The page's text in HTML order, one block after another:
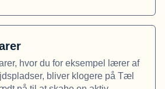
hvor du for eksempel lærer af
bliver klogere på Tæl